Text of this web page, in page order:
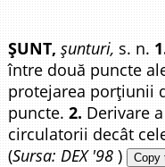
ȘUNT, șunturi, s. n.
între două puncte
protejarea porțiunii
puncte.2. Derivare
circulatorii decât
(Sursa: DEX '98 ) Copy